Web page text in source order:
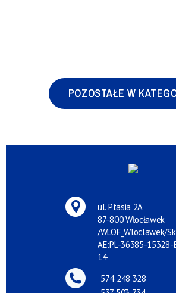
POZOSTAŁE W
ul. Ptasia 2A
87-800 Włocławek
/WLOF_Wloclawek/
AE:PL-36385-15328-
14
574 248 328